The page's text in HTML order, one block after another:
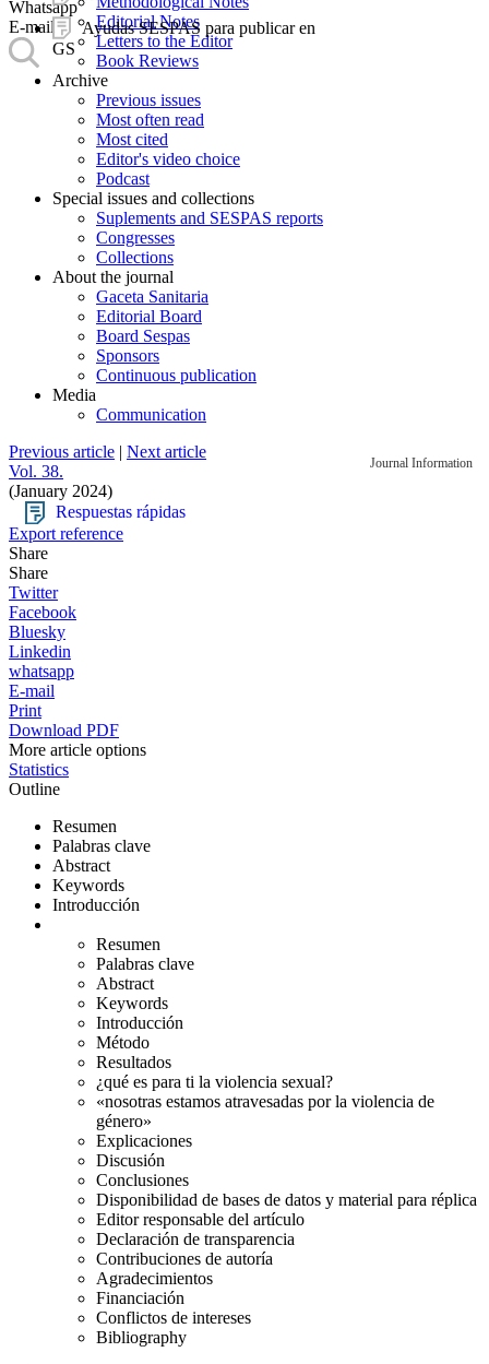
Ayudas SESPAS para publicar en
GS
Whatsapp
E-mail
Editorial Notes
Letters to the Editor
Book Reviews
Archive
Previous issues
Most often read
Most cited
Editor's video choice
Podcast
Special issues and collections
Suplements and SESPAS reports
Congresses
Collections
About the journal
Gaceta Sanitaria
Editorial Board
Board Sespas
Sponsors
Continuous publication
Media
Communication
Journal Information
Previous article | Next article
Vol. 38.
(January 2024)
Respuestas rápidas
Export reference
Share
Share
Twitter
Facebook
Bluesky
Linkedin
whatsapp
E-mail
Print
Download PDF
More article options
Statistics
Outline
Resumen
Palabras clave
Abstract
Keywords
Introducción
Resumen
Palabras clave
Abstract
Keywords
Introducción
Método
Resultados
¿qué es para ti la violencia sexual?
«nosotras estamos atravesadas por la violencia de
género»
Explicaciones
Discusión
Conclusiones
Disponibilidad de bases de datos y material para réplica
Editor responsable del artículo
Declaración de transparencia
Contribuciones de autoría
Agradecimientos
Financiación
Conflictos de intereses
Bibliography